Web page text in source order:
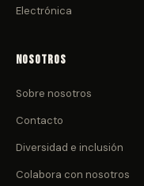
Electrónica
Nosotros
Sobre nosotros
Contacto
Diversidad e inclusión
Colabora con nosotros